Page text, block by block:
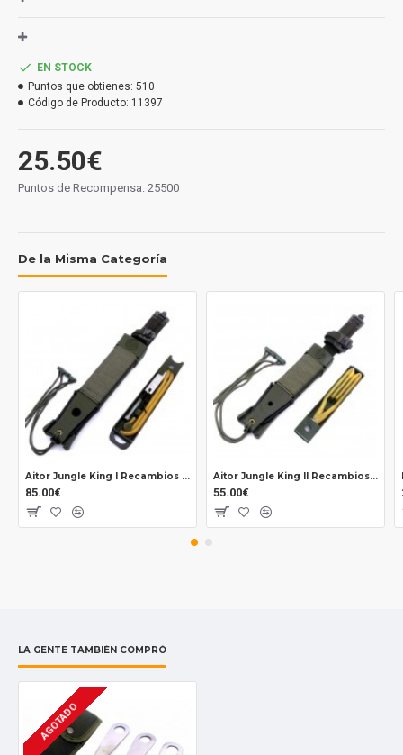
25.50€
Puntos de Recompensa: 25500
EN STOCK
Puntos que obtienes: 510
Código de Producto: 11397
De la Misma Categoría
Aitor Jungle King I Recambios Funda Completa
85.00€
Aitor Jungle King II Recambios Funda
55.00€
LA GENTE TAMBIÉN COMPRÓ
AGOTADO